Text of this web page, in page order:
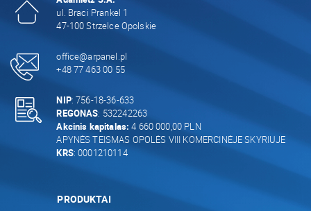
ul. Braci Prankel 1
47-100 Strzelce Opolskie
office@arpanel.pl
+48 77 463 00 55
NIP: 756-18-36-633
REGONAS: 532242263
Akcinis kapitalas: 4 660 000,00 PLN
APYNĖS TEISMAS OPOLĖS VIII KOMERCINĖJE SKYRIUJE
KRS: 0001210114
PRODUKTAI